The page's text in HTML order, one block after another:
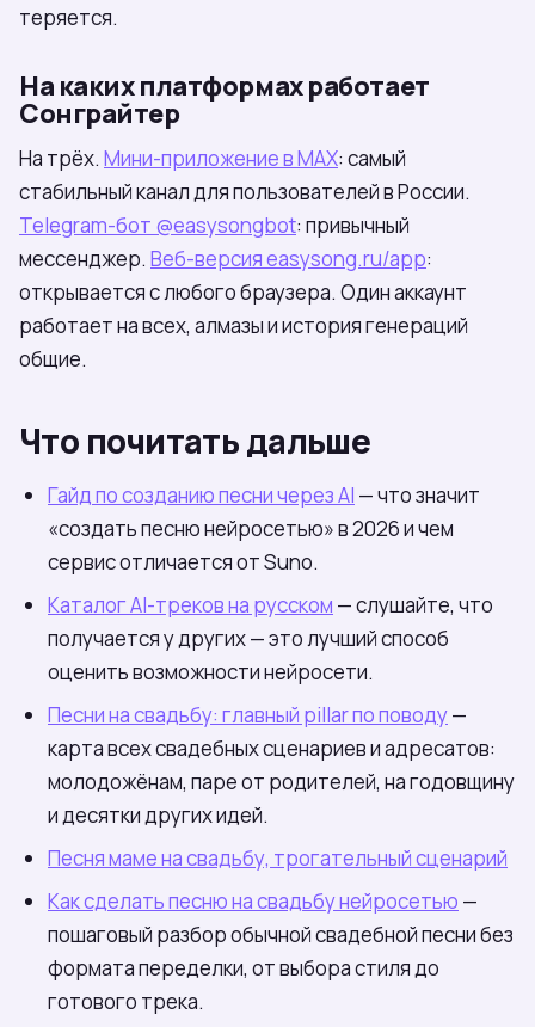
теряется.
На каких платформах работает
Сонграйтер
На трёх. Мини-приложение в МАХ: самый
стабильный канал для пользователей в России.
Telegram-бот @easysongbot: привычный
мессенджер. Веб-версия easysong.ru/app:
открывается с любого браузера. Один аккаунт
работает на всех, алмазы и история генераций
общие.
Что почитать дальше
Гайд по созданию песни через AI — что значит
«создать песню нейросетью» в 2026 и чем
сервис отличается от Suno.
Каталог AI-треков на русском — слушайте, что
получается у других — это лучший способ
оценить возможности нейросети.
Песни на свадьбу: главный pillar по поводу—
карта всех свадебных сценариев и адресатов:
молодожёнам, паре от родителей, на годовщину
и десятки других идей.
Песня маме на свадьбу, трогательный сценарий
Как сделать песню на свадьбу нейросетью —
пошаговый разбор обычной свадебной песни без
формата переделки, от выбора стиля до
готового трека.